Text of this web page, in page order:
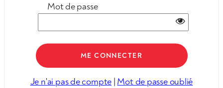
Mot de passe
Je n'ai pas de compte | Mot de passe oublié